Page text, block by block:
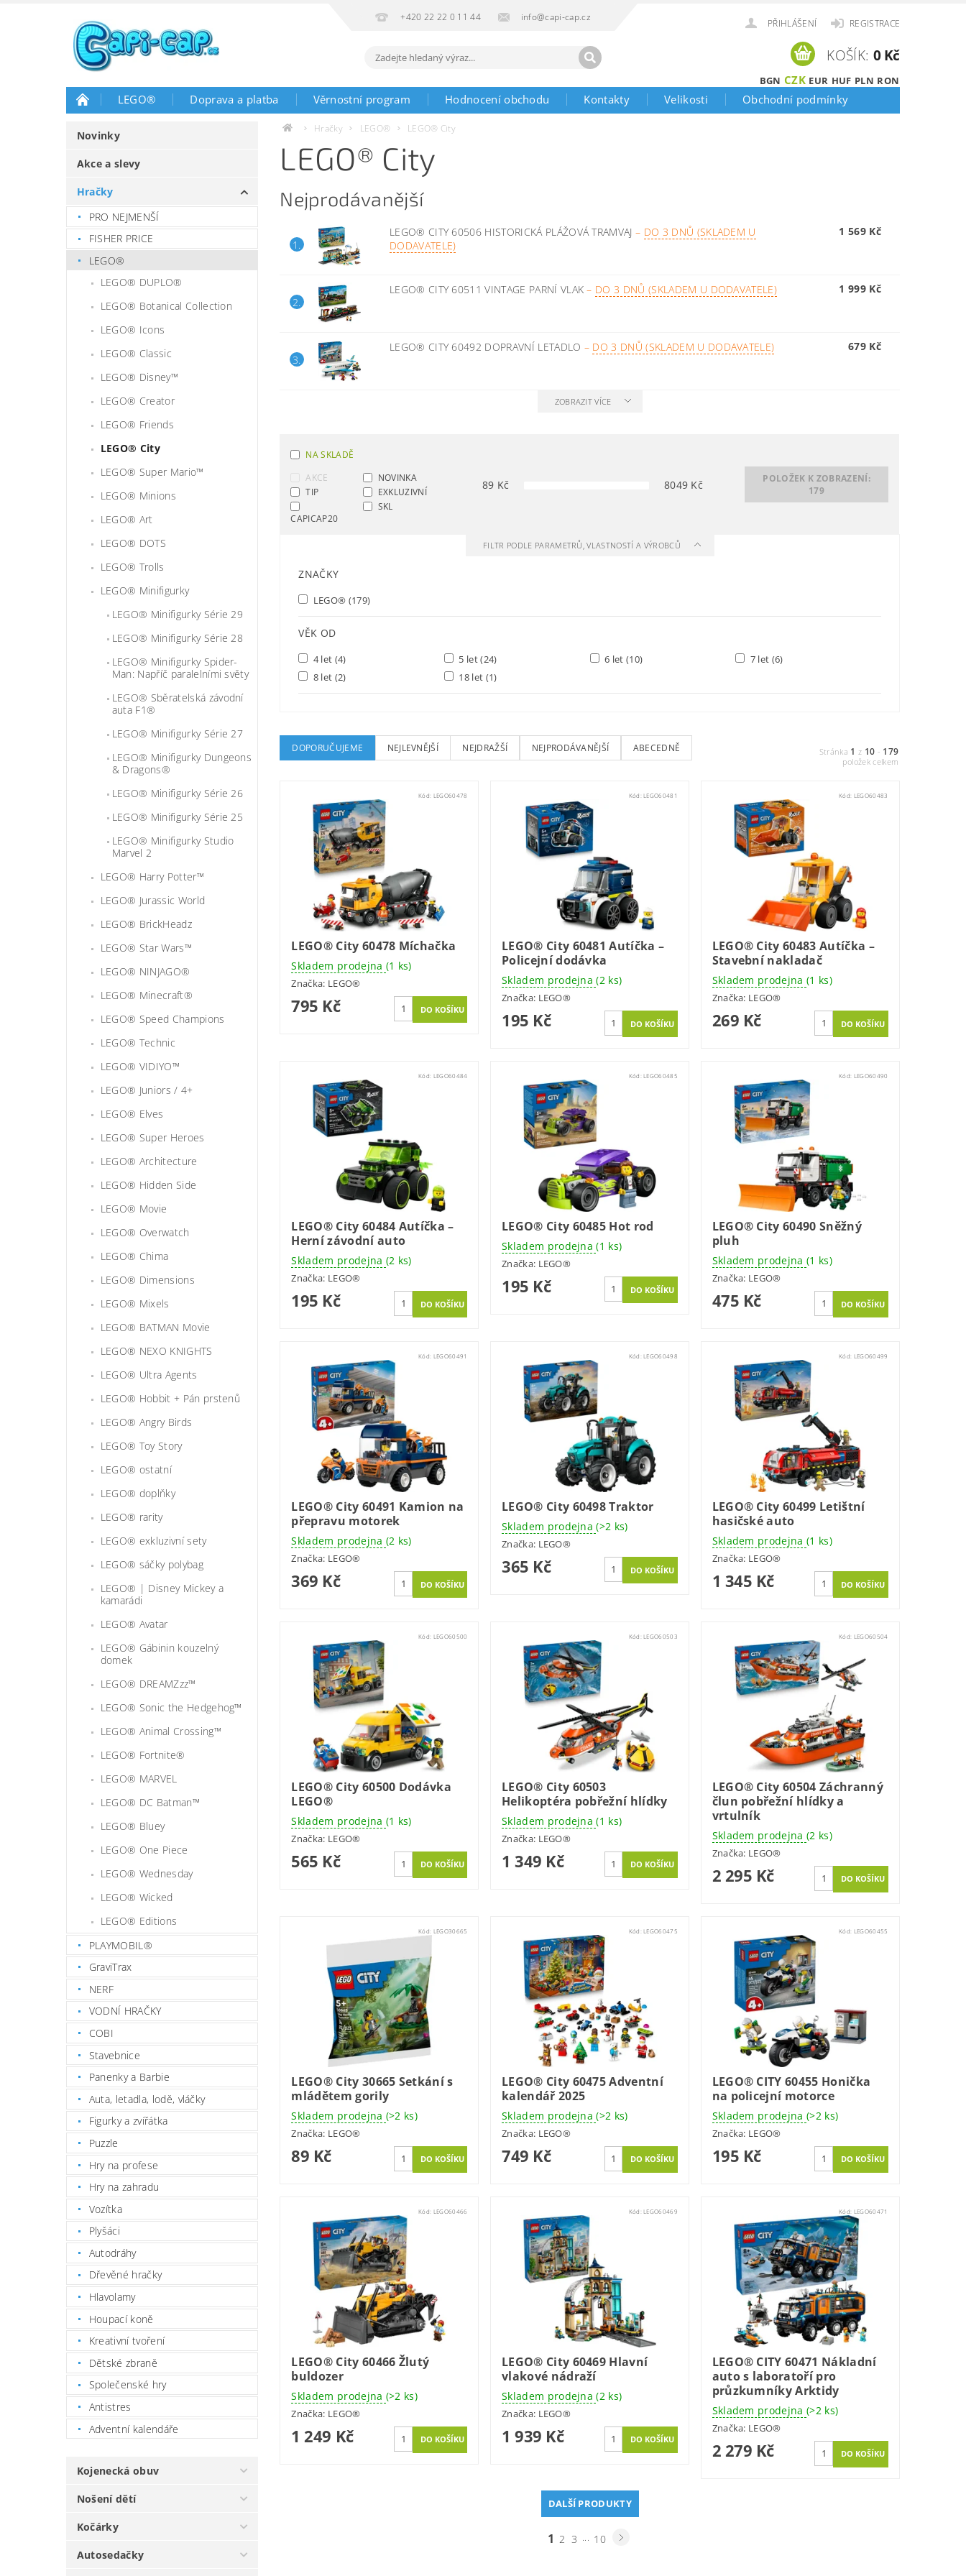
+420 22 22 0 11 44 info@capi-cap.cz
PŘIHLÁŠENÍ REGISTRACE
BGN CZK EUR HUF PLN RON
KOŠÍK: 0 Kč
LEGO® Doprava a platba Věrnostní program Hodnocení obchodu Kontakty Velikosti Obchodní podmínky
Novinky
Akce a slevy
Hračky
PRO NEJMENŠÍ
FISHER PRICE
LEGO®
LEGO® DUPLO®
LEGO® Botanical Collection
LEGO® Icons
LEGO® Classic
LEGO® Disney™
LEGO® Creator
LEGO® Friends
LEGO® City
LEGO® Super Mario™
LEGO® Minions
LEGO® Art
LEGO® DOTS
LEGO® Trolls
LEGO® Minifigurky
LEGO® Minifigurky Série 29
LEGO® Minifigurky Série 28
LEGO® Minifigurky Spider-
Man: Napříč paralelními světy
LEGO® Sběratelská závodní
auta F1®
LEGO® Minifigurky Série 27
LEGO® Minifigurky Dungeons
& Dragons®
LEGO® Minifigurky Série 26
LEGO® Minifigurky Série 25
LEGO® Minifigurky Studio
Marvel 2
LEGO® Harry Potter™
LEGO® Jurassic World
LEGO® BrickHeadz
LEGO® Star Wars™
LEGO® NINJAGO®
LEGO® Minecraft®
LEGO® Speed Champions
LEGO® Technic
LEGO® VIDIYO™
LEGO® Juniors / 4+
LEGO® Elves
LEGO® Super Heroes
LEGO® Architecture
LEGO® Hidden Side
LEGO® Movie
LEGO® Overwatch
LEGO® Chima
LEGO® Dimensions
LEGO® Mixels
LEGO® BATMAN Movie
LEGO® NEXO KNIGHTS
LEGO® Ultra Agents
LEGO® Hobbit + Pán prstenů
LEGO® Angry Birds
LEGO® Toy Story
LEGO® ostatní
LEGO® doplňky
LEGO® rarity
LEGO® exkluzivní sety
LEGO® sáčky polybag
LEGO® | Disney Mickey a
kamarádi
LEGO® Avatar
LEGO® Gábinin kouzelný
domek
LEGO® DREAMZzz™
LEGO® Sonic the Hedgehog™
LEGO® Animal Crossing™
LEGO® Fortnite®
LEGO® MARVEL
LEGO® DC Batman™
LEGO® Bluey
LEGO® One Piece
LEGO® Wednesday
LEGO® Wicked
LEGO® Editions
PLAYMOBIL®
GraviTrax
NERF
VODNÍ HRAČKY
COBI
Stavebnice
Panenky a Barbie
Auta, letadla, lodě, vláčky
Figurky a zvířátka
Puzzle
Hry na profese
Hry na zahradu
Vozítka
Plyšáci
Autodráhy
Dřevěné hračky
Hlavolamy
Houpací koně
Kreativní tvoření
Dětské zbraně
Společenské hry
Antistres
Adventní kalendáře
Kojenecká obuv
Nošení dětí
Kočárky
Autosedačky
Hračky LEGO® LEGO® City
LEGO® City
Nejprodávanější
1.
LEGO® CITY 60506 HISTORICKÁ PLÁŽOVÁ TRAMVAJ– DO 3 DNŮ (SKLADEM U
DODAVATELE)
1 569 Kč
2.
LEGO® CITY 60511 VINTAGE PARNÍ VLAK– DO 3 DNŮ (SKLADEM U DODAVATELE) 1 999 Kč
3.
LEGO® CITY 60492 DOPRAVNÍ LETADLO – DO 3 DNŮ (SKLADEM U DODAVATELE) 679 Kč
ZOBRAZIT VÍCE
NA SKLADĚ
AKCE
NOVINKA
TIP
EXKLUZIVNÍ
CAPICAP20
SKL
89 Kč 8049 Kč
POLOŽEK K ZOBRAZENÍ:
179
FILTR PODLE PARAMETRŮ, VLASTNOSTÍ A VÝROBCŮ
ZNAČKY
LEGO® (179)
VĚK OD
4 let (4) 5 let(24) 6 let(10) 7 let (6)
8 let (2) 18 let (1)
DOPORUČUJEME NEJLEVNĚJŠÍ NEJDRAŽŠÍ NEJPRODÁVANĚJŠÍ ABECEDNĚ Stránka 1 z 10 - 179
položek celkem
Kód: LEGO60478
LEGO® City 60478 Míchačka
Skladem prodejna (1 ks)
Značka: LEGO®
795 Kč
Kód:LEGO60481
LEGO® City 60481 Autíčka –
Policejní dodávka
Skladem prodejna(2 ks)
Značka: LEGO®
195 Kč
Kód: LEGO60483
LEGO® City 60483 Autíčka –
Stavební nakladač
Skladem prodejna (1 ks)
Značka: LEGO®
269 Kč
Kód: LEGO60484
LEGO® City 60484 Autíčka –
Herní závodní auto
Skladem prodejna (2 ks)
Značka: LEGO®
195 Kč
Kód:LEGO60485
LEGO® City 60485 Hot rod
Skladem prodejna(1 ks)
Značka: LEGO®
195 Kč
Kód: LEGO60490
LEGO® City 60490 Sněžný
pluh
Skladem prodejna (1 ks)
Značka: LEGO®
475 Kč
Kód: LEGO60491
LEGO® City 60491 Kamion na
přepravu motorek
Skladem prodejna (2 ks)
Značka: LEGO®
369 Kč
Kód:LEGO60498
LEGO® City 60498 Traktor
Skladem prodejna(>2 ks)
Značka: LEGO®
365 Kč
Kód: LEGO60499
LEGO® City 60499 Letištní
hasičské auto
Skladem prodejna (1 ks)
Značka: LEGO®
1 345 Kč
Kód: LEGO60500
LEGO® City 60500 Dodávka
LEGO®
Skladem prodejna (1 ks)
Značka: LEGO®
565 Kč
Kód:LEGO60503
LEGO® City 60503
Helikoptéra pobřežní hlídky
Skladem prodejna(1 ks)
Značka: LEGO®
1 349 Kč
Kód: LEGO60504
LEGO® City 60504 Záchranný
člun pobřežní hlídky a
vrtulník
Skladem prodejna (2 ks)
Značka: LEGO®
2 295 Kč
Kód: LEGO30665
LEGO® City 30665 Setkání s
mládětem gorily
Skladem prodejna (>2 ks)
Značka: LEGO®
89 Kč
Kód:LEGO60475
LEGO® City 60475 Adventní
kalendář 2025
Skladem prodejna(>2 ks)
Značka: LEGO®
749 Kč
Kód: LEGO60455
LEGO® CITY 60455 Honička
na policejní motorce
Skladem prodejna (>2 ks)
Značka: LEGO®
195 Kč
Kód: LEGO60466
LEGO® City 60466 Žlutý
buldozer
Skladem prodejna (>2 ks)
Značka: LEGO®
1 249 Kč
Kód:LEGO60469
LEGO® City 60469 Hlavní
vlakové nádraží
Skladem prodejna(2 ks)
Značka: LEGO®
1 939 Kč
Kód: LEGO60471
LEGO® CITY 60471 Nákladní
auto s laboratoří pro
průzkumníky Arktidy
Skladem prodejna (>2 ks)
Značka: LEGO®
2 279 Kč
DALŠÍ PRODUKTY
1 2 3 ... 10